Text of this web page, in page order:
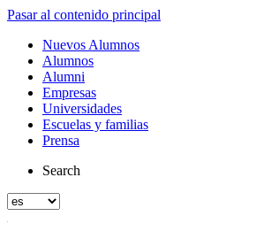
Pasar al contenido principal
Nuevos Alumnos
Alumnos
Alumni
Empresas
Universidades
Escuelas y familias
Prensa
Search